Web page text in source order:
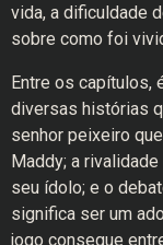
vida, a dificuldade
sobre como foi
Entre os capítulos,
diversas histórias
senhor peixeiro
Maddy; a
seu ídolo; e o
significa ser um
jogo consegue